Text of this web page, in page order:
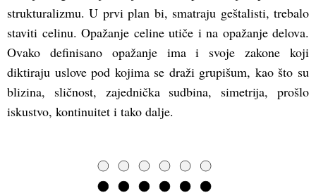
strukturalizmu. U prvi plan bi, smatraju geštalisti, trebalo
staviti celinu. Opažanje celine utiče i na opažanje delova.
Ovako definisano opažanje ima i svoje zakone koji
diktiraju uslove pod kojima se draži grupišum, kao što su
blizina, sličnost, zajednička sudbina, simetrija, prošlo
iskustvo, kontinuitet i tako dalje.